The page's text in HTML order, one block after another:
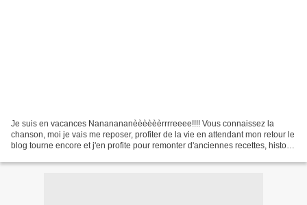
Je suis en vacances Nananananèèèèèèrrrreeee!!!! Vous connaissez la
chanson, moi je vais me reposer, profiter de la vie en attendant mon retour le
blog tourne encore et j'en profite pour remonter d'anciennes recettes, histoire